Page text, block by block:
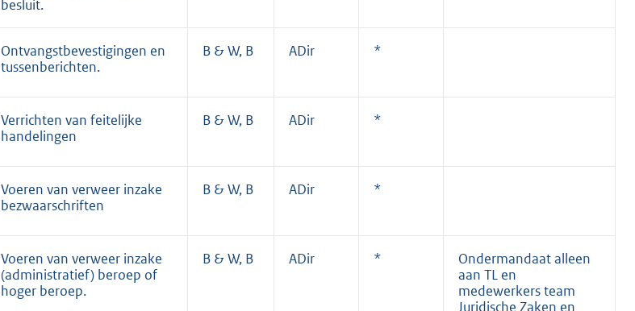
besluit.
Ontvangstbevestigingen en
tussenberichten.
B & W, B ADir *
Verrichten van feitelijke
handelingen
B & W, B ADir *
Voeren van verweer inzake
bezwaarschriften
B & W, B ADir *
Voeren van verweer inzake
(administratief) beroep of
hoger beroep.
B & W, B ADir *
Ondermandaat alleen
aan TL en
medewerkers team
Juridische Zaken en